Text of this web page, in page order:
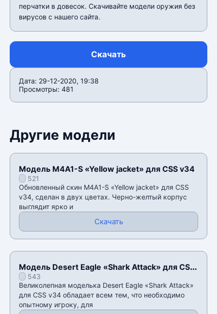
перчатки в довесок. Скачивайте модели оружия без
вирусов с нашего сайта.
Скачать
Дата: 29-12-2020, 19:38
Просмотры: 481
Другие модели
Модель M4A1-S «Yellow jacket» для CSS v34
521
Обновленный скин M4A1-S «Yellow jacket» для CSS
v34, сделан в двух цветах. Черно-желтый корпус
выглядит ярко и
Скачать
Модель Desert Eagle «Shark Attack» для CSS
v34543
Великолепная моделька Desert Eagle «Shark Attack»
для CSS v34 обладает всем тем, что необходимо
опытному игроку, для